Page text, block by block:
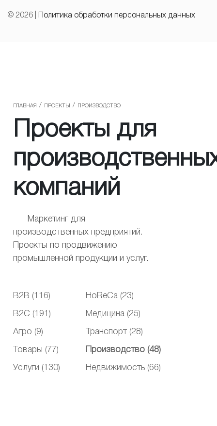
© 2026 | Политика обработки персональных данных
ГЛАВНАЯ / ПРОЕКТЫ / ПРОИЗВОДСТВО
Проекты для
компаний
Маркетинг для
производственных предприятий.
Проекты по продвижению
промышленной продукции и услуг.
B2B (116)
B2C (191)
Агро (9)
Товары (77)
Услуги (130)
HoReCa (23)
Медицина (25)
Транспорт (28)
Производство (48)
Недвижимость (66)